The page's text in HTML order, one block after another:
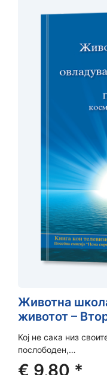
Животна
животот –
Кој не сака низ
послободен,…
€ 9,80 *